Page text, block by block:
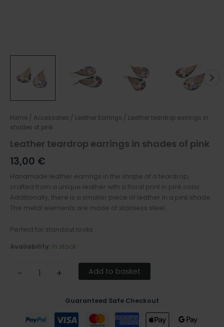
Home / Accessories / Leather Earrings / Leather teardrop earrings in
shades of pink
Leather teardrop earrings in shades of pink
13,00 €
Handmade leather earrings in the shape of a teardrop,
crafted from a unique leather with a floral print in pink color.
Additionally, there is a smaller piece of leather in a pink shade.
The metal elements are made of stainless steel.
Perfect for standout looks.
Availability: In stock
- + Add to basket
Guaranteed Safe Checkout